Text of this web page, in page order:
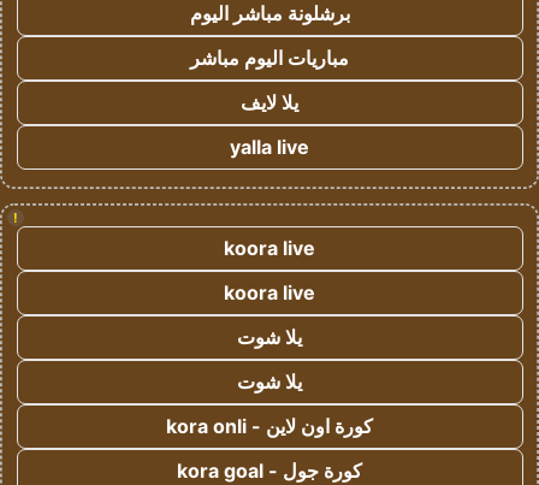
برشلونة مباشر اليوم
مباريات اليوم مباشر
يلا لايف
yalla live
!
koora live
koora live
يلا شوت
يلا شوت
كورة اون لاين - kora onli
كورة جول - kora goal